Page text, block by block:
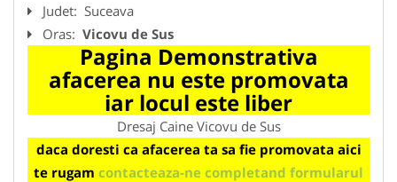
Judet: Suceava
Oras: Vicovu de Sus
Pagina Demonstrativa
afacerea nu este promovata
iar locul este liber
Dresaj Caine Vicovu de Sus
daca doresti ca afacerea ta sa fie promovata aici
te rugam contacteaza-ne completand formularul